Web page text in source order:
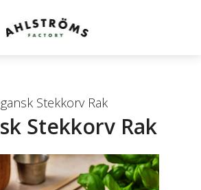
Stekkorv Rak
Stekkorv Rak